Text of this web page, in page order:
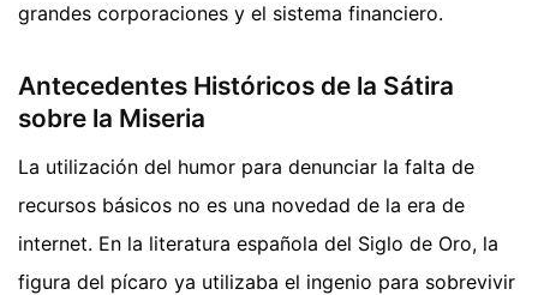
grandes corporaciones y el sistema financiero.
Antecedentes Históricos de la Sátira
sobre la Miseria
La utilización del humor para denunciar la falta de
recursos básicos no es una novedad de la era de
internet. En la literatura española del Siglo de Oro, la
figura del pícaro ya utilizaba el ingenio para sobrevivir